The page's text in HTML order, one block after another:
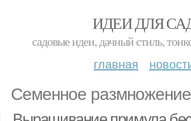
ИДЕИ ДЛЯ
садовые идеи, дачный стиль,
главная
Семенное размножение